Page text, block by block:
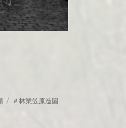
タ
＃林業笠原造園